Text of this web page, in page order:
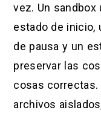
vez. Un
estado de inicio,
de pausa y un
preservar las
cosas
archivos